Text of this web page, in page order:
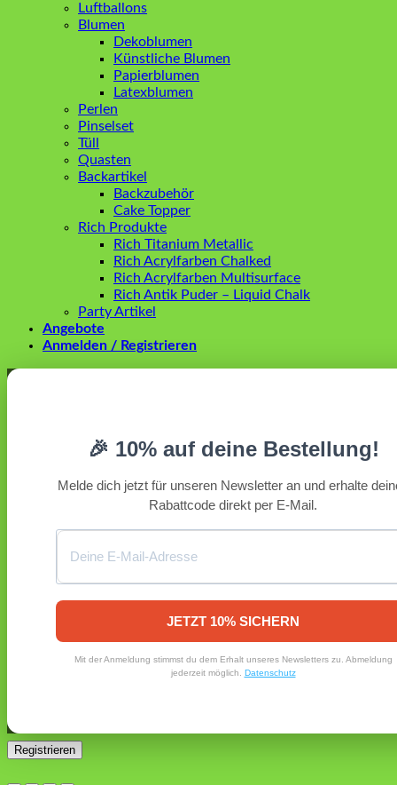
Luftballons
Blumen
Dekoblumen
Künstliche Blumen
Papierblumen
Latexblumen
Perlen
Pinselset
Tüll
Quasten
Backartikel
Backzubehör
Cake Topper
Rich Produkte
Rich Titanium Metallic
Rich Acrylfarben Chalked
Rich Acrylfarben Multisurface
Rich Antik Puder – Liquid Chalk
Party Artikel
Angebote
Anmelden / Registrieren
🎉 10% auf deine Bestellung!
Melde dich jetzt für unseren Newsletter an und erhalte
Rabattcode direkt per E-Mail.
JETZT 10% SICHERN
Mit der Anmeldung stimmst du dem Erhalt unseres Newsletters zu. Abmeldung
jederzeit möglich. Datenschutz
Anmelden
Angemeldet bleiben Anmelden
Registrieren
Erforderlich
E-Mail-Adresse gesendet.
Registrieren